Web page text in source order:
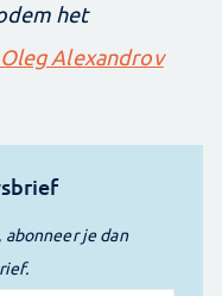
het
Oleg Alexandrov
je dan